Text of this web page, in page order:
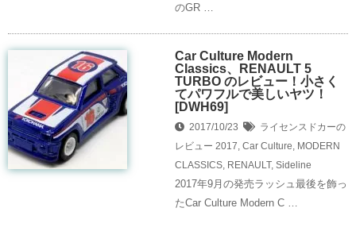
のGR …
Car Culture Modern
Classics、RENAULT 5
TURBO のレビュー！小さく
てパワフルで美しいヤツ！
[DWH69]
2017/10/23
ライセンスドカーの
レビュー 2017, Car Culture, MODERN
CLASSICS, RENAULT, Sideline
2017年9月の発売ラッシュ最後を飾っ
たCar Culture Modern C …